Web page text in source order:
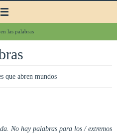
las palabras
que abren mundos
No hay palabras para los / extremos